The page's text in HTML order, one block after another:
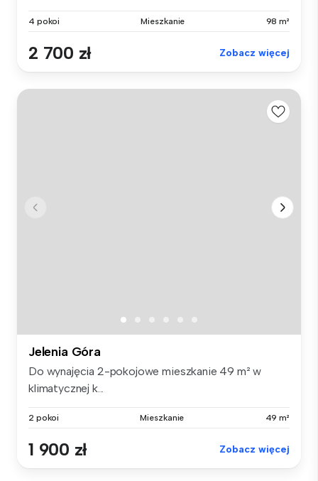
4 pokoi Mieszkanie 98 m²
2 700 zł Zobacz więcej
Jelenia Góra
Do wynajęcia 2-pokojowe mieszkanie 49 m² w
klimatycznej k...
2 pokoi Mieszkanie 49 m²
1 900 zł Zobacz więcej